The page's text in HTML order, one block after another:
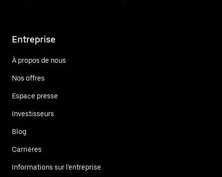
Entreprise
À propos de nous
Nos offres
Espace presse
Investisseurs
Blog
Carrières
Informations sur l'entreprise